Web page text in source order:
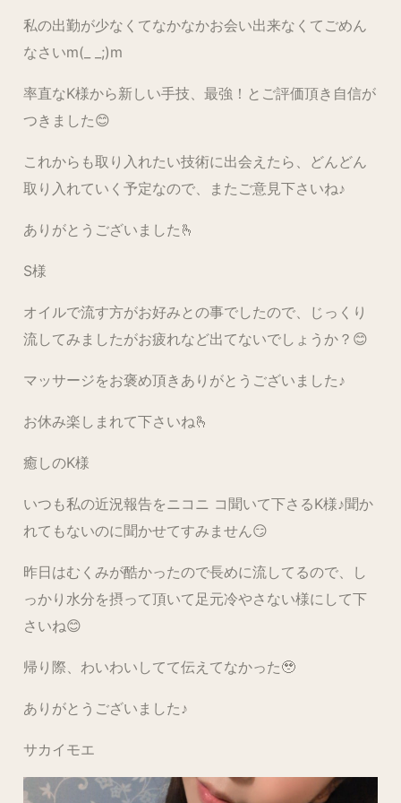
私の出勤が少なくてなかなかお会い出来なくてごめん
なさいm(_ _;)m
率直なK様から新しい手技、最強！とご評価頂き自信が
つきました😊
これからも取り入れたい技術に出会えたら、どんどん
取り入れていく予定なので、またご意見下さいね♪
ありがとうございました🫰
S様
オイルで流す方がお好みとの事でしたので、じっくり
流してみましたがお疲れなど出てないでしょうか？😊
マッサージをお褒め頂きありがとうございました♪
お休み楽しまれて下さいね🫰
癒しのK様
いつも私の近況報告をニコニ コ聞いて下さるK様♪聞か
れてもないのに聞かせてすみません😏
昨日はむくみが酷かったので長めに流してるので、し
っかり水分を摂って頂いて足元冷やさない様にして下
さいね😊
帰り際、わいわいしてて伝えてなかった🥹
ありがとうございました♪
サカイモエ